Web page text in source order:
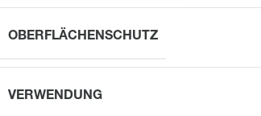
OBERFLÄCHENSCHUTZ
VERWENDUNG